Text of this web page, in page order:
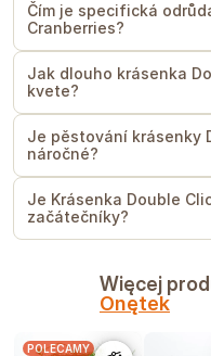
Čím je specifická
Cranberries?
Jak dlouho krásenka
kvete?
Je pěstování krásenky
náročné?
Je Krásenka Double
začátečníky?
Więcej
Onętek
POLECAMY